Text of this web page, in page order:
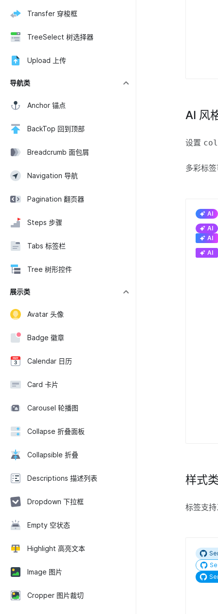
Transfer 穿梭框
TreeSelect 树选择器
Upload 上传
导航类
Anchor 锚点
BackTop 回到顶部
Breadcrumb 面包屑
Navigation 导航
Pagination 翻页器
Steps 步骤
Tabs 标签栏
Tree 树形控件
展示类
Avatar 头像
Badge 徽章
Calendar 日历
Card 卡片
Carousel 轮播图
Collapse 折叠面板
Collapsible 折叠
Descriptions 描述列表
Dropdown 下拉框
Empty 空状态
Highlight 高亮文本
Image 图片
Cropper 图片裁切
AI 风
设置
多彩标
AI
AI
AI
AI
样式
标签支